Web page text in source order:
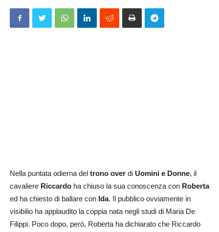
Nella puntata odierna del trono over di Uomini e Donne, il
cavaliere Riccardo ha chiuso la sua conoscenza con Roberta
ed ha chiesto di ballare con Ida. Il pubblico ovviamente in
visibilio ha applaudito la coppia nata negli studi di Maria De
Filippi. Poco dopo, però, Roberta ha dichiarato che Riccardo